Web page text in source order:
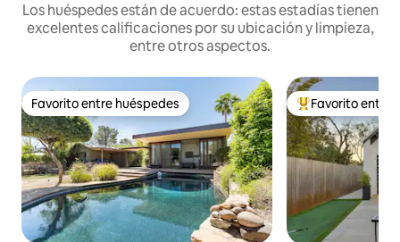
Los huéspedes están de acuerdo: estas estadías tienen
excelentes calificaciones por su ubicación y limpieza,
entre otros aspectos.
Favorito entre huéspedes
Favorito entre huéspedes Favorito entre
Favorito entre